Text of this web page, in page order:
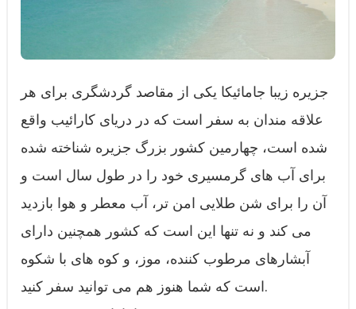
جزیره زیبا جامائیکا یکی از مقاصد گردشگری برای هر
علاقه مندان به سفر است که در دریای کارائیب واقع
شده است، چهارمین کشور بزرگ جزیره شناخته شده
برای آب های گرمسیری خود را در طول سال است و
آن را برای شن طلایی امن تر، آب معطر و هوا بازدید
می کند و نه تنها این است که کشور همچنین دارای
آبشارهای مرطوب کننده، موز، و کوه های با شکوه
است که شما هنوز هم می توانید سفر کنید.